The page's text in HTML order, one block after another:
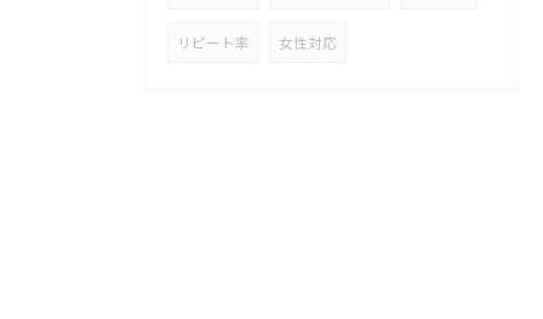
リピート率 女性対応